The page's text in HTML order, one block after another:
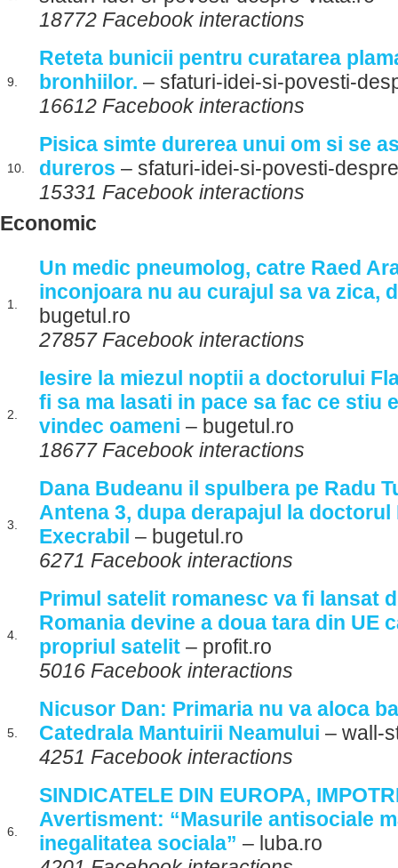
18772 Facebook interactions
9.
Reteta bunicii pentru curatarea
bronhiilor. – sfaturi-idei-si-povesti-
16612 Facebook interactions
10.
Pisica simte durerea unui om si se
dureros – sfaturi-idei-si-povesti-
15331 Facebook interactions
Economic
1.
Un medic pneumolog, catre Raed
inconjoara nu au curajul sa va zica,
bugetul.ro
27857 Facebook interactions
2.
Iesire la miezul noptii a doctorului
fi sa ma lasati in pace sa fac ce stiu
vindec oameni – bugetul.ro
18677 Facebook interactions
3.
Dana Budeanu il spulbera pe Radu
Antena 3, dupa derapajul la doctorul
Execrabil – bugetul.ro
6271 Facebook interactions
4.
Primul satelit romanesc va fi lansat
Romania devine a doua tara din UE
propriul satelit – profit.ro
5016 Facebook interactions
5.
Nicusor Dan: Primaria nu va aloca
Catedrala Mantuirii Neamului – wall-
4251 Facebook interactions
6.
SINDICATELE DIN EUROPA,
Avertisment: “Masurile antisociale
inegalitatea sociala” – luba.ro